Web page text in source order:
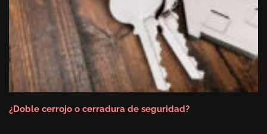
¿Doble cerrojo o cerradura de seguridad?